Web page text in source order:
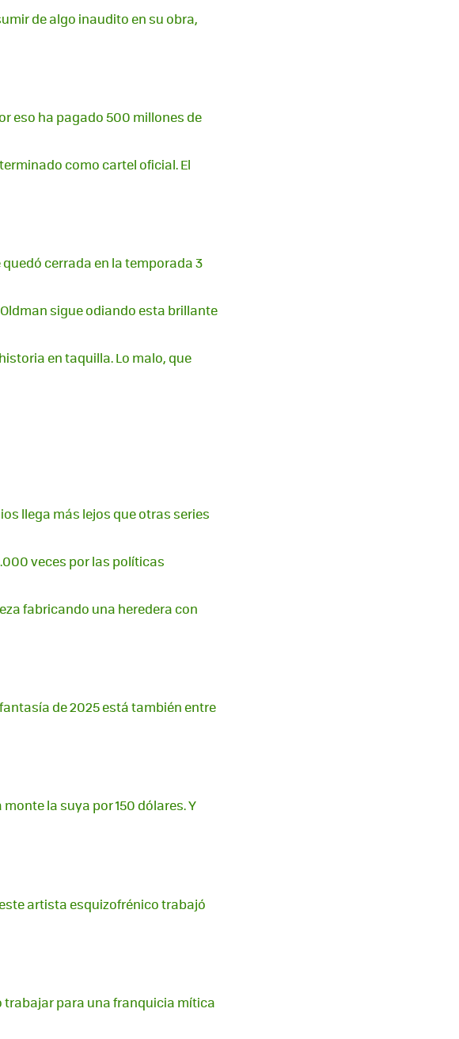
de algo inaudito en su obra,
eso ha pagado 500 millones de
como cartel oficial. El
cerrada en la temporada 3
sigue odiando esta brillante
en taquilla. Lo malo, que
llega más lejos que otras series
veces por las políticas
fabricando una heredera con
de 2025 está también entre
la suya por 150 dólares. Y
artista esquizofrénico trabajó
trabajar para una franquicia mítica